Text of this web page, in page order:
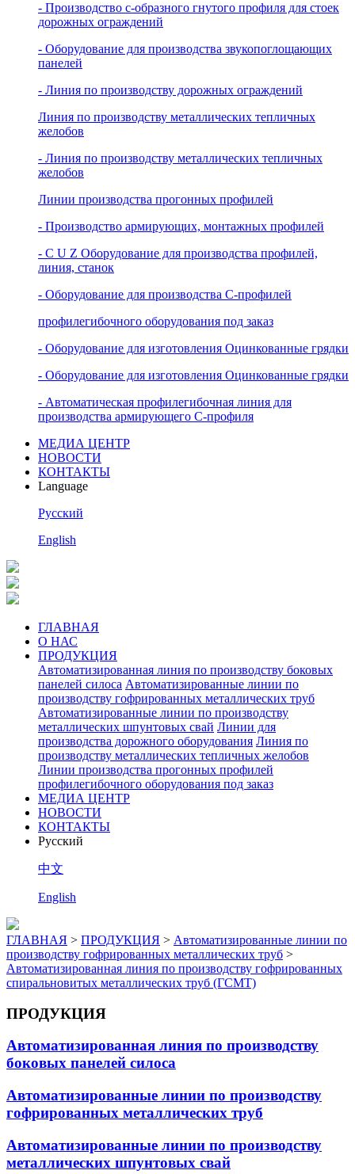
- Производство с-образного гнутого профиля для стоек
дорожных ограждений
- Оборудование для производства звукопоглощающих
панелей
- Линия по производству дорожных ограждений
Линия по производству металлических тепличных
желобов
- Линия по производству металлических тепличных
желобов
Линии производства прогонных профилей
- Производство армирующих, монтажных профилей
- C U Z Оборудование для производства профилей,
линия, станок
- Оборудование для производства С-профилей
профилегибочного оборудования под заказ
- Oборудование для изготовления Оцинкованные грядки
- Oборудование для изготовления Оцинкованные грядки
- Автоматическая профилегибочная линия для
производства армирующего C-профиля
МЕДИА ЦЕНТР
НОВОСТИ
КОНТАКТЫ
Language
Pусский
English
ГЛАВНАЯ
О НАС
ПРОДУКЦИЯ
Автоматизированная линия по производству боковых
панелей силоса Автоматизированные линии по
производству гофрированных металлических труб
Автоматизированные линии по производству
металлических шпунтовых свай Линии для
производства дорожного оборудования Линия по
производству металлических тепличных желобов
Линии производства прогонных профилей
профилегибочного оборудования под заказ
МЕДИА ЦЕНТР
НОВОСТИ
КОНТАКТЫ
Pусский
中文
English
ГЛАВНАЯ > ПРОДУКЦИЯ > Автоматизированные линии по
производству гофрированных металлических труб >
Автоматизированная линия по производству гофрированных
спиральновитых металлических труб (ГСМТ)
ПРОДУКЦИЯ
Автоматизированная линия по производству
боковых панелей силоса
Автоматизированные линии по производству
гофрированных металлических труб
Автоматизированные линии по производству
металлических шпунтовых свай